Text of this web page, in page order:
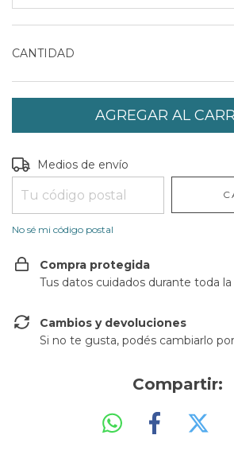
CANTIDAD
Entregas para el CP:
Medios de envío
No sé mi código postal
Compra protegida
Tus datos cuidados durante toda
Cambios y devoluciones
Si no te gusta, podés cambiarlo
Compartir: